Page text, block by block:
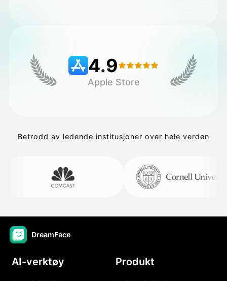
4.9
Apple Store
Betrodd av ledende institusjoner over hele verden
DreamFace
AI-verktøy Produkt